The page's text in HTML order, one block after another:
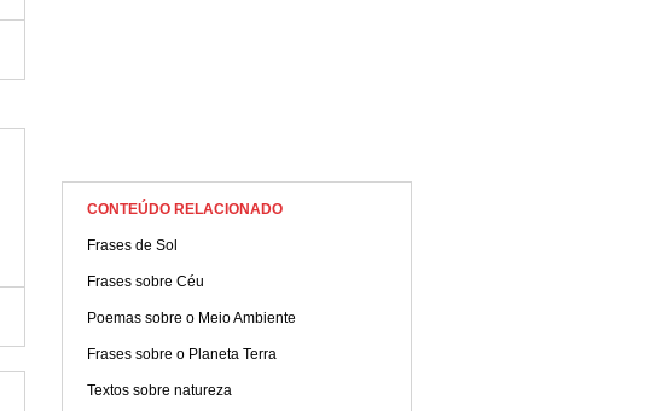
CONTEÚDO RELACIONADO
Frases de Sol
Frases sobre Céu
Poemas sobre o Meio Ambiente
Frases sobre o Planeta Terra
Textos sobre natureza